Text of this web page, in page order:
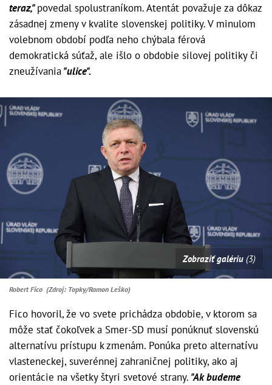
teraz,"povedal spolustraníkom. Atentát považuje za dôkaz
zásadnej zmeny v kvalite slovenskej politiky. V minulom
volebnom období podľa neho chýbala férová
demokratická súťaž, ale išlo o obdobie silovej politiky či
zneužívania"ulice".
Zobraziť galériu (3)
Robert Fico (Zdroj: Topky/Ramon Leško)
Fico hovoril, že vo svete prichádza obdobie, v ktorom sa
môže stať čokoľvek a Smer-SD musí ponúknuť slovenskú
alternatívu prístupu k zmenám. Ponúka preto alternatívu
vlasteneckej, suverénnej zahraničnej politiky, ako aj
orientácie na všetky štyri svetové strany. "Ak budeme